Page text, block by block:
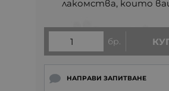
бр.
НАПРАВИ ЗАПИТВАНЕ
лакомства, които